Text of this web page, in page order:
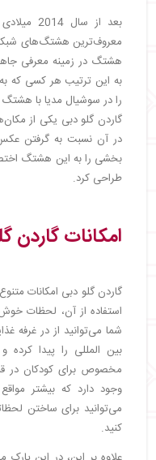
بعد از
معروف‌ترین هشتگ‌های
هشتگ در زمینه معرفی
به این ترتیب هر کسی که
را در سوشیال مدیا با
گاردن گلو دبی یکی از
در آن نسبت به گرفتن
بخشی را به این هشتگ
طراحی کرد.
امکانات گاردن
گاردن گلو دبی امکانات
استفاده از آن، لحظات
شما می‌توانید از در غرفه
بین المللی را پیدا
مخصوص برای کودکان در
وجود دارد که بیشتر
می‌توانید برای ساختن
کنید.